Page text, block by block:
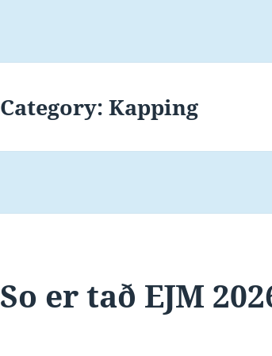
Category:Kapping
So er tað EJM